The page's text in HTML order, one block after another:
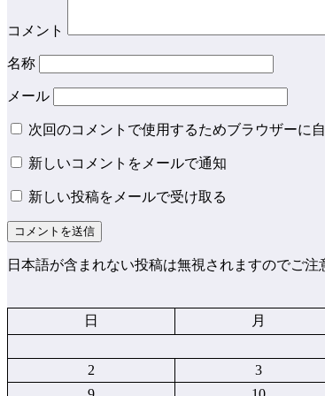
コメント
名称
メール
次回のコメントで使用するためブラウザーに
新しいコメントをメールで通知
新しい投稿をメールで受け取る
日本語が含まれない投稿は無視されますのでご注
日
月
2
3